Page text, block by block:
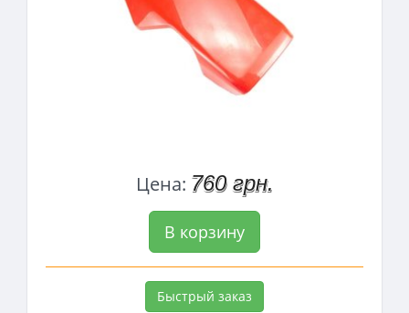
Цена: 760 грн.
В корзину
Быстрый заказ